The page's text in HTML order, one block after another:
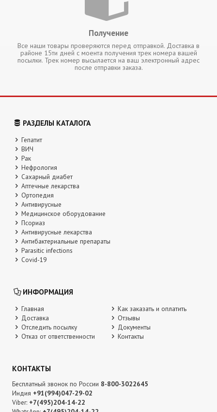
Получение
Все наши товары проверяются перед отправкой. Доставка в
районе 15ти дней с моента получения трек номера вашей
посылки. Трек номер высылается на ваш электронный адрес
после отправки заказа.
РАЗДЕЛЫ КАТАЛОГА
Гепатит
ВИЧ
Рак
Нефрология
Сахарный диабет
Аптечные лекарства
Ортопедия
Антивирусные
Медицинское оборудование
Псориаз
Антивирусные лекарства
Антибактериальные препараты
Parasitic infections
Covid-19
ИНФОРМАЦИЯ
Главная
Как заказать и оплатить
Доставка
Отзывы
Отследить посылку
Документы
Отказ от ответственности
Контакты
КОНТАКТЫ
Бесплатный звонок по России 8-800-3022645
Индия +91(994)047-29-02
Viber: +7(495)204-14-22